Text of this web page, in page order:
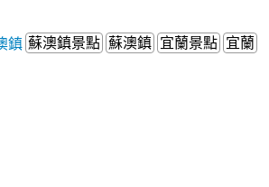
鎮 蘇澳鎮景點 蘇澳鎮 宜蘭景點 宜蘭